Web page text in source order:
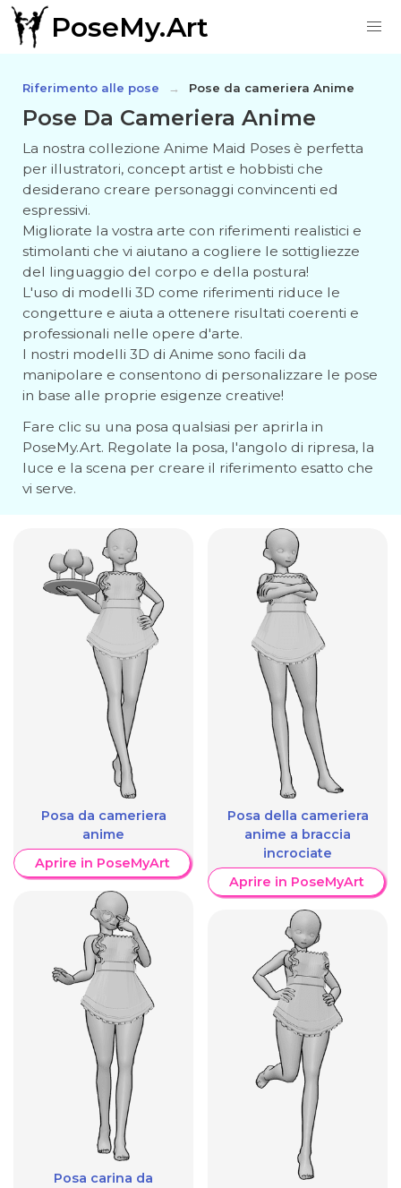
PoseMy.Art
Riferimento alle pose Pose da cameriera Anime
Pose Da Cameriera Anime
La nostra collezione Anime Maid Poses è perfetta
per illustratori, concept artist e hobbisti che
desiderano creare personaggi convincenti ed
espressivi.
Migliorate la vostra arte con riferimenti realistici e
stimolanti che vi aiutano a cogliere le sottigliezze
del linguaggio del corpo e della postura!
L'uso di modelli 3D come riferimenti riduce le
congetture e aiuta a ottenere risultati coerenti e
professionali nelle opere d'arte.
I nostri modelli 3D di Anime sono facili da
manipolare e consentono di personalizzare le pose
in base alle proprie esigenze creative!
Fare clic su una posa qualsiasi per aprirla in
PoseMy.Art. Regolate la posa, l'angolo di ripresa, la
luce e la scena per creare il riferimento esatto che
vi serve.
Posa da cameriera
anime
Aprire in PoseMyArt
Posa carina da
Posa della cameriera
anime a braccia
incrociate
Aprire in PoseMyArt